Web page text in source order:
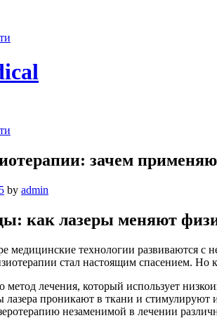
зачем
by admin
как лазеры меняют
медицинские технологии развиваются с
стал настоящим спасением.
метод лечения, который использует
лазера проникают в ткани и стимулируют
незаменимой в лечении